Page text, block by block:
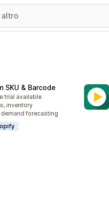
SKU & Barcode
trial available
inventory
forecasting